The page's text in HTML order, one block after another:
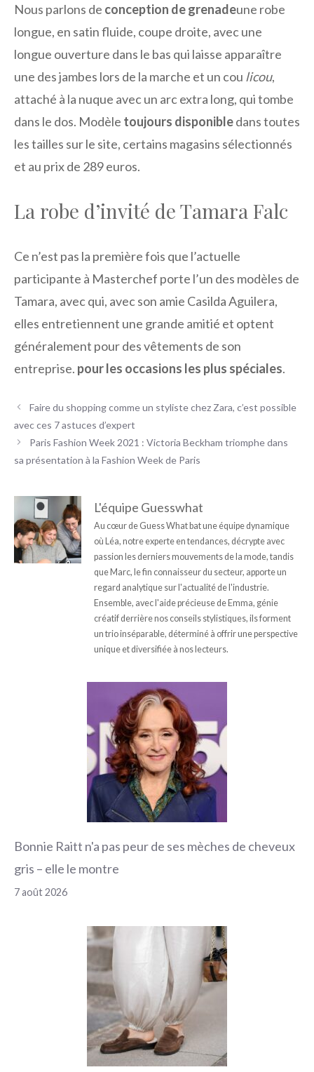
Nous parlons de conception de grenadeune robe
longue, en satin fluide, coupe droite, avec une
longue ouverture dans le bas qui laisse apparaître
une des jambes lors de la marche et un cou licou,
attaché à la nuque avec un arc extra long, qui tombe
dans le dos. Modèle toujours disponibledans toutes
les tailles sur le site, certains magasins sélectionnés
et au prix de 289 euros.
La robe d’invité de Tamara Falc
Ce n’est pas la première fois que l’actuelle
participante à Masterchef porte l’un des modèles de
Tamara, avec qui, avec son amie Casilda Aguilera,
elles entretiennent une grande amitié et optent
généralement pour des vêtements de son
entreprise. pour les occasions les plus spéciales.
Faire du shopping comme un styliste chez Zara, c’est possible
avec ces 7 astuces d’expert
Paris Fashion Week 2021 : Victoria Beckham triomphe dans
sa présentation à la Fashion Week de Paris
L'équipe Guesswhat
Au cœur de Guess What bat une équipe dynamique
où Léa, notre experte en tendances, décrypte avec
passion les derniers mouvements de la mode, tandis
que Marc, le fin connaisseur du secteur, apporte un
regard analytique sur l'actualité de l'industrie.
Ensemble, avec l'aide précieuse de Emma, génie
créatif derrière nos conseils stylistiques, ils forment
un trio inséparable, déterminé à offrir une perspective
unique et diversifiée à nos lecteurs.
Bonnie Raitt n'a pas peur de ses mèches de cheveux
gris – elle le montre
7 août 2026